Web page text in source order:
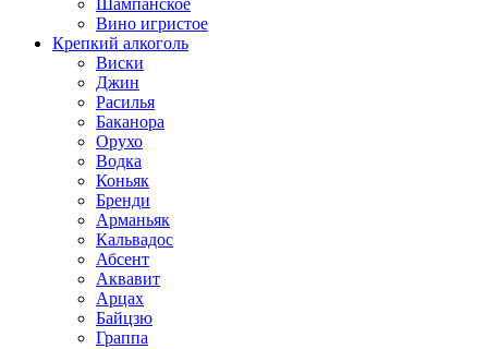
Шампанское
Вино игристое
Крепкий алкоголь
Виски
Джин
Расилья
Баканора
Орухо
Водка
Коньяк
Бренди
Арманьяк
Кальвадос
Абсент
Аквавит
Арцах
Байцзю
Граппа